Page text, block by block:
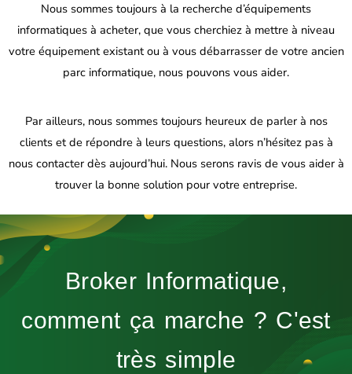
Nous sommes toujours à la recherche d’équipements
informatiques à acheter, que vous cherchiez à mettre à niveau
votre équipement existant ou à vous débarrasser de votre ancien
parc informatique, nous pouvons vous aider.
Par ailleurs, nous sommes toujours heureux de parler à nos
clients et de répondre à leurs questions, alors n’hésitez pas à
nous contacter dès aujourd’hui. Nous serons ravis de vous aider à
trouver la bonne solution pour votre entreprise.
Broker Informatique,
comment ça marche ? C'est
très simple